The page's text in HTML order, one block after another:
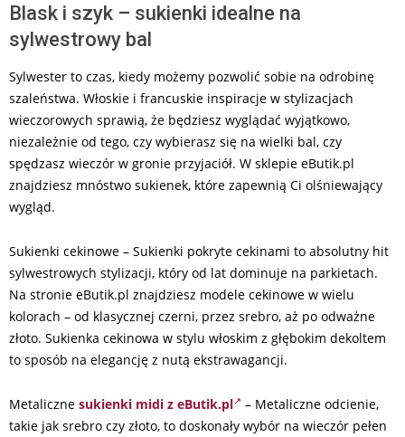
Blask i szyk – sukienki idealne na
sylwestrowy bal
Sylwester to czas, kiedy możemy pozwolić sobie na odrobinę
szaleństwa. Włoskie i francuskie inspiracje w stylizacjach
wieczorowych sprawią, że będziesz wyglądać wyjątkowo,
niezależnie od tego, czy wybierasz się na wielki bal, czy
spędzasz wieczór w gronie przyjaciół. W sklepie eButik.pl
znajdziesz mnóstwo sukienek, które zapewnią Ci olśniewający
wygląd.
Sukienki cekinowe – Sukienki pokryte cekinami to absolutny hit
sylwestrowych stylizacji, który od lat dominuje na parkietach.
Na stronie eButik.pl znajdziesz modele cekinowe w wielu
kolorach – od klasycznej czerni, przez srebro, aż po odważne
złoto. Sukienka cekinowa w stylu włoskim z głębokim dekoltem
to sposób na elegancję z nutą ekstrawagancji.
Metaliczne sukienki midi z eButik.pl
– Metaliczne odcienie,
takie jak srebro czy złoto, to doskonały wybór na wieczór pełen